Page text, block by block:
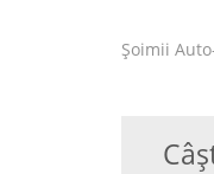
Șoimii